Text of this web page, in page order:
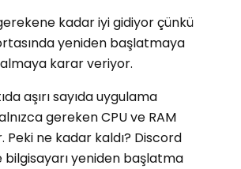
kadar iyi gidiyor çünkü
yeniden başlatmaya
karar veriyor.
aşırı sayıda uygulama
gereken CPU ve RAM
ne kadar kaldı? Discord
bilgisayarı yeniden başlatma